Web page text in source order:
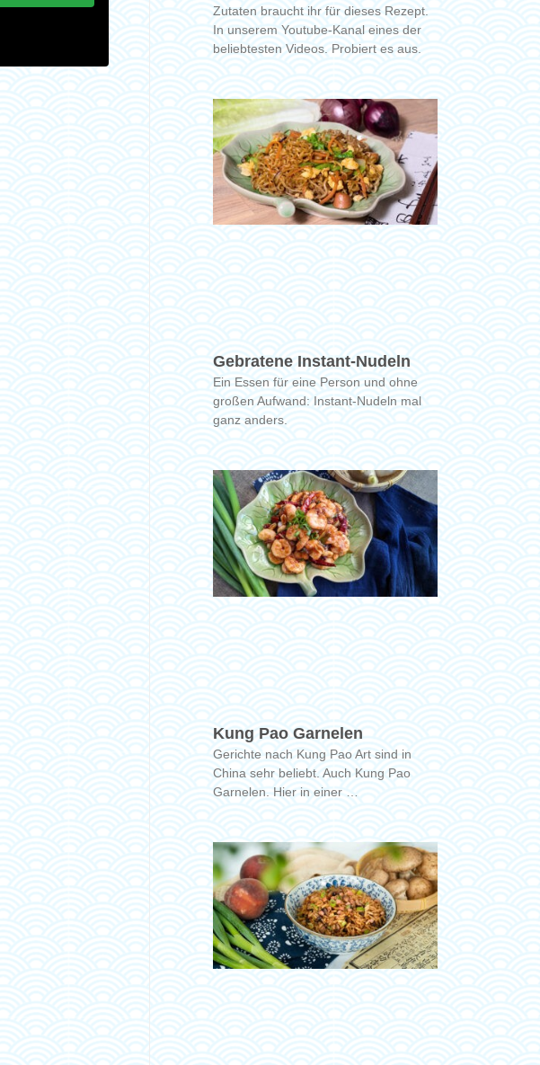
Zutaten braucht ihr für dieses Rezept.
In unserem Youtube-Kanal eines der
beliebtesten Videos. Probiert es aus.
Gebratene Instant-Nudeln
Ein Essen für eine Person und ohne
großen Aufwand: Instant-Nudeln mal
ganz anders.
Kung Pao Garnelen
Gerichte nach Kung Pao Art sind in
China sehr beliebt. Auch Kung Pao
Garnelen. Hier in einer …